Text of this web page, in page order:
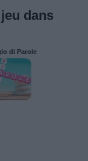
dans
di Parole